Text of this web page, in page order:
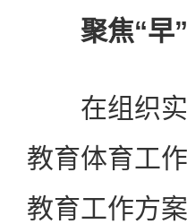
聚焦“早
在组织实
教育体育工
教育工作方